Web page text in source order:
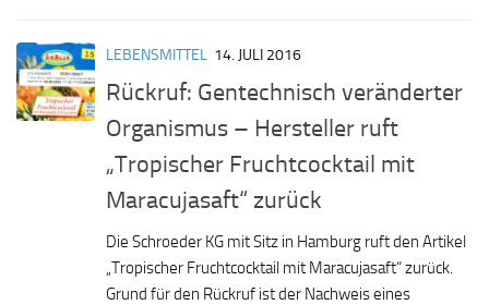
LEBENSMITTEL 14. JULI 2016
Rückruf: Gentechnisch veränderter
Organismus – Hersteller ruft
„Tropischer Fruchtcocktail mit
Maracujasaft“ zurück
Die Schroeder KG mit Sitz in Hamburg ruft den Artikel
„Tropischer Fruchtcocktail mit Maracujasaft“ zurück.
Grund für den Rückruf ist der Nachweis eines